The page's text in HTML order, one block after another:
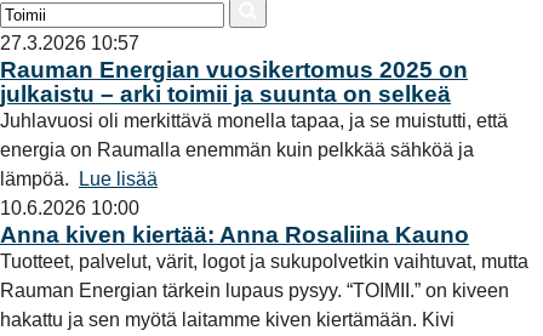
27.3.2026 10:57
Rauman Energian vuosikertomus 2025 on
julkaistu – arki toimii ja suunta on selkeä
Juhlavuosi oli merkittävä monella tapaa, ja se muistutti, että
energia on Raumalla enemmän kuin pelkkää sähköä ja
lämpöä.
Lue lisää
10.6.2026 10:00
Anna kiven kiertää: Anna Rosaliina Kauno
Tuotteet, palvelut, värit, logot ja sukupolvetkin vaihtuvat, mutta
Rauman Energian tärkein lupaus pysyy. “TOIMII.” on kiveen
hakattu ja sen myötä laitamme kiven kiertämään. Kivi